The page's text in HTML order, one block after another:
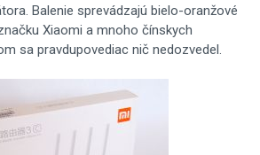
Balenie sprevádzajú bielo-oranžové
Xiaomi a mnoho čínskych
sa pravdupovediac nič nedozvedel.